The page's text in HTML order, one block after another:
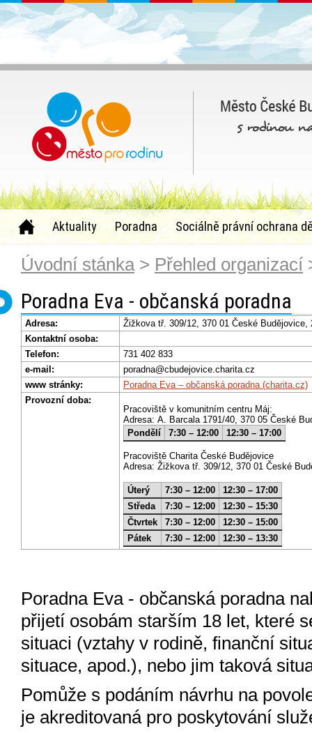
Aktuality Poradna Sociálně právní ochrana
Úvodní stánka> Přehled organizací
Poradna Eva - občanská poradna
Adresa:
Žižkova tř. 309/12, 370 01 České Budějovice,
Kontaktní osoba:
Telefon:
731 402 833
e-mail:
poradna@cbudejovice.charita.cz
www stránky:
Poradna Eva – občanská poradna (charita.cz)
Provozní doba:
Pracoviště v komunitním centru Máj:
Adresa: A. Barcala 1791/40, 370 05 České
Pondělí
7:30 – 12:00 12:30 – 17:00
Pracoviště Charita České Budějovice
Adresa: Žižkova tř. 309/12, 370 01 České
Úterý 7:30 – 12:00
12:30 – 17:00
Středa
7:30 – 12:00
12:30 – 15:30
Čtvrtek
7:30 – 12:00
12:30 – 15:00
Pátek
7:30 – 12:00 12:30 – 13:30
Poradna Eva - občanská poradna
přijetí osobám starším 18 let, které
situaci (vztahy v rodině, finanční
situace, apod.), nebo jim taková
Pomůže s podáním návrhu na
je akreditovaná pro poskytování